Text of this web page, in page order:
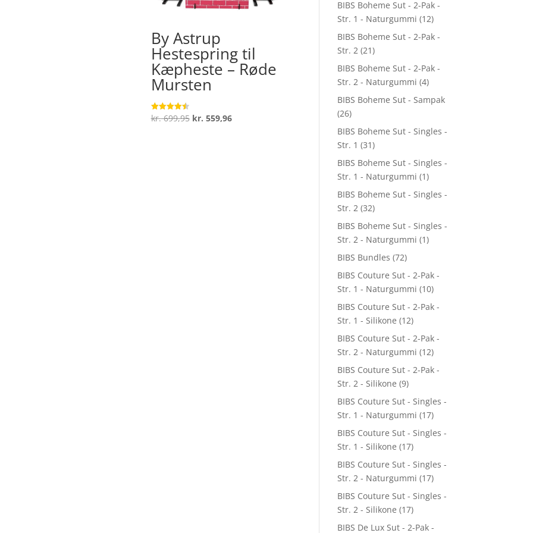
By Astrup
Hestespring til
Kæpheste – Røde
Mursten
Vurderet
4.5
kr.699,95 Den
kr. 559,96Den
BIBS Boheme Sut - 2-Pak -
Str. 1 - Naturgummi (12)
BIBS Boheme Sut - 2-Pak -
Str. 2 (21)
BIBS Boheme Sut - 2-Pak -
Str. 2 - Naturgummi (4)
BIBS Boheme Sut - Sampak
(26)
BIBS Boheme Sut - Singles -
Str. 1 (31)
BIBS Boheme Sut - Singles -
Str. 1 - Naturgummi (1)
BIBS Boheme Sut - Singles -
Str. 2 (32)
BIBS Boheme Sut - Singles -
Str. 2 - Naturgummi (1)
BIBS Bundles (72)
BIBS Couture Sut - 2-Pak -
Str. 1 - Naturgummi (10)
BIBS Couture Sut - 2-Pak -
Str. 1 - Silikone (12)
BIBS Couture Sut - 2-Pak -
Str. 2 - Naturgummi (12)
BIBS Couture Sut - 2-Pak -
Str. 2 - Silikone (9)
BIBS Couture Sut - Singles -
Str. 1 - Naturgummi (17)
BIBS Couture Sut - Singles -
Str. 1 - Silikone (17)
BIBS Couture Sut - Singles -
Str. 2 - Naturgummi (17)
BIBS Couture Sut - Singles -
Str. 2 - Silikone (17)
BIBS De Lux Sut - 2-Pak -